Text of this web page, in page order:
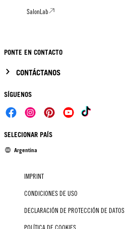
SalonLab
PONTE EN CONTACTO
CONTÁCTANOS
SÍGUENOS
SELECIONAR PAÍS
Argentina
IMPRINT
CONDICIONES DE USO
DECLARACIÓN DE PROTECCIÓN DE DATOS